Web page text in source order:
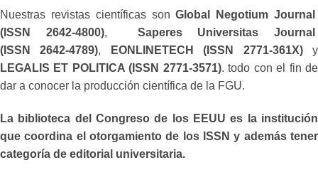
Nuestras revistas científicas sonGlobal Negotium Journal
(ISSN 2642-4800),
Saperes Universitas Journal
(ISSN 2642-4789), EONLINETECH (ISSN 2771-361X)y
LEGALIS ET POLITICA (ISSN 2771-3571). todo con el fin de
dar a conocer la producción científica de la FGU.
La biblioteca del Congreso de los EEUU es la institución
que coordina el otorgamiento de los ISSN y además tener
categoría de editorial universitaria.